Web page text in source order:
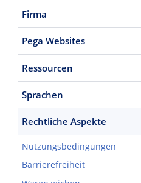
Firma
Pega Websites
Ressourcen
Sprachen
Rechtliche Aspekte
Nutzungsbedingungen
Barrierefreiheit